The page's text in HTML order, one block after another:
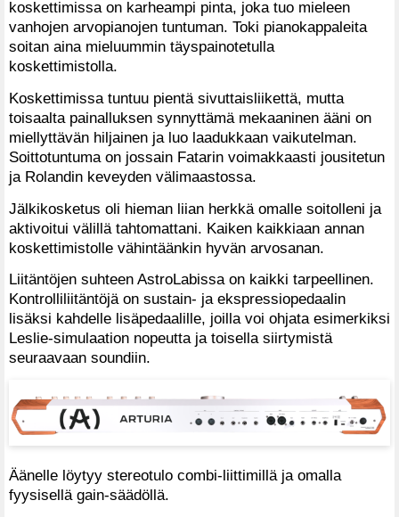
koskettimissa on karheampi pinta, joka tuo mieleen
vanhojen arvopianojen tuntuman. Toki pianokappaleita
soitan aina mieluummin täyspainotetulla
koskettimistolla.
Koskettimissa tuntuu pientä sivuttaisliikettä, mutta
toisaalta painalluksen synnyttämä mekaaninen ääni on
miellyttävän hiljainen ja luo laadukkaan vaikutelman.
Soittotuntuma on jossain Fatarin voimakkaasti jousitetun
ja Rolandin keveyden välimaastossa.
Jälkikosketus oli hieman liian herkkä omalle soitolleni ja
aktivoitui välillä tahtomattani. Kaiken kaikkiaan annan
koskettimistolle vähintäänkin hyvän arvosanan.
Liitäntöjen suhteen AstroLabissa on kaikki tarpeellinen.
Kontrolliliitäntöjä on sustain- ja ekspressiopedaalin
lisäksi kahdelle lisäpedaalille, joilla voi ohjata esimerkiksi
Leslie-simulaation nopeutta ja toisella siirtymistä
seuraavaan soundiin.
Äänelle löytyy stereotulo combi-liittimillä ja omalla
fyysisellä gain-säädöllä.